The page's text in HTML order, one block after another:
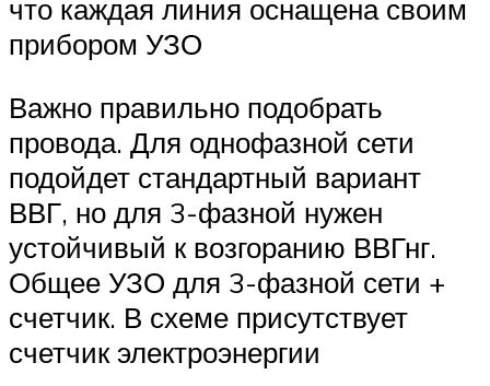
что каждая линия оснащена своим
прибором УЗО
Важно правильно подобрать
провода. Для однофазной сети
подойдет стандартный вариант
ВВГ, но для 3-фазной нужен
устойчивый к возгоранию ВВГнг.
Общее УЗО для 3-фазной сети +
счетчик. В схеме присутствует
счетчик электроэнергии